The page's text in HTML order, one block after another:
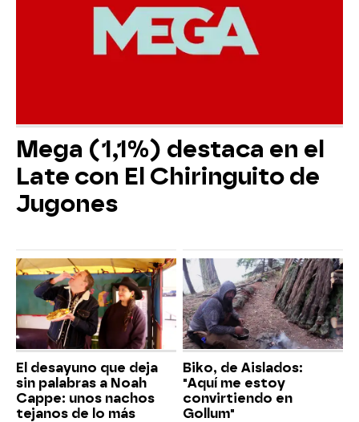
Mega (1,1%) destaca en el
Late con El Chiringuito de
Jugones
El desayuno que deja
sin palabras a Noah
Cappe: unos nachos
tejanos de lo más
Biko, de Aislados:
"Aquí me estoy
convirtiendo en
Gollum"